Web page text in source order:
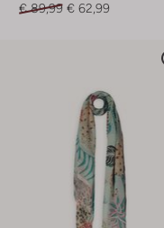
€ 89,99 € 62,99